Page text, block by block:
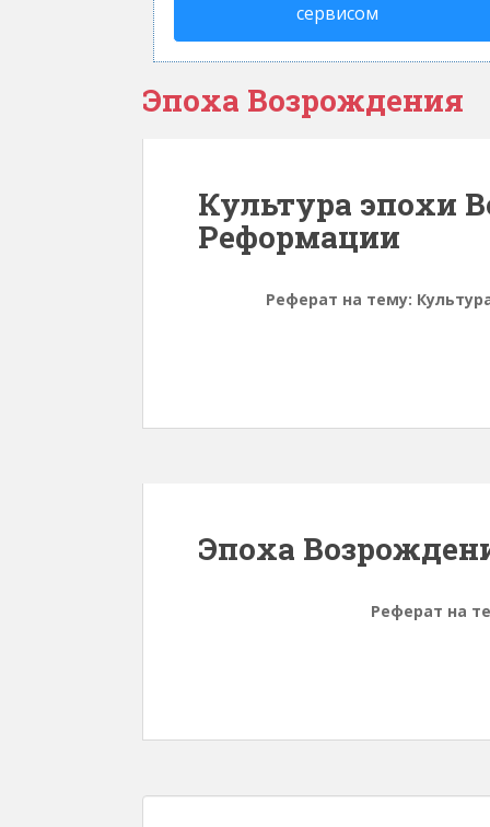
сервисом
Эпоха Возрождения
Культура эпохи
Реформации
Реферат на тему:
Эпоха
Реферат на